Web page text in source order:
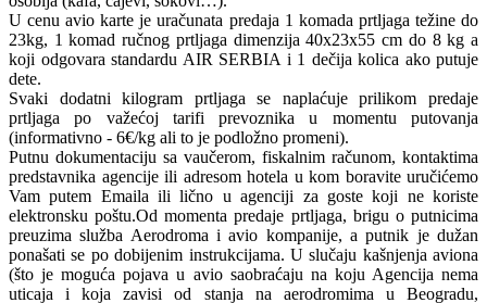
U cenu avio karte je uračunata predaja 1 komada prtljaga težine do
23kg, 1 komad ručnog prtljaga dimenzija 40x23x55 cm do 8 kg a
koji odgovara standardu AIR SERBIA i 1 dečija kolica ako putuje
dete.
Svaki dodatni kilogram prtljaga se naplaćuje prilikom predaje
prtljaga po važećoj tarifi prevoznika u momentu putovanja
(informativno - 6€/kg ali to je podložno promeni).
Putnu dokumentaciju sa vaučerom, fiskalnim računom, kontaktima
predstavnika agencije ili adresom hotela u kom boravite uručićemo
Vam putem Emaila ili lično u agenciji za goste koji ne koriste
elektronsku poštu.Od momenta predaje prtljaga, brigu o putnicima
preuzima služba Aerodroma i avio kompanije, a putnik je dužan
ponašati se po dobijenim instrukcijama. U slučaju kašnjenja aviona
(što je moguća pojava u avio saobraćaju na koju Agencija nema
uticaja i koja zavisi od stanja na aerodromima u Beogradu,